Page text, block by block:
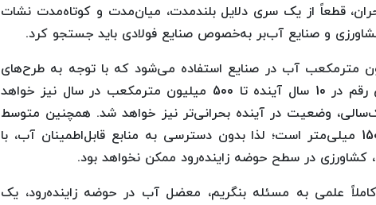
قطعاً از یک سری دلایل بلندمدت، میان‌مدت و کوتاه‌مدت نشات
و صنایع آب‌بر به‌خصوص صنایع فولادی باید جستجو کرد.
استان اصفهان در حدود 300 میلیون مترمكعب آب در صنایع استفاده می‌شود كه با توجه به طرح‌های
توسعه‌ای، پیش‌بینی‌ها بر این است که این رقم در 10 سال آینده تا 500 میلیون مترمكعب در سال نیز خواهد
وضعیت در آینده بحرانی‌تر نیز خواهد شد. همچنین متوسط
سالانه تبخیر و تعرق پتانسیل در حوضه 1500 میلی‌متر است؛ لذا بدون دسترسی به منابع قابل‌اطمینان آب، با
در سطح حوضه زاینده‌رود ممکن نخواهد بود.
علمی به مسئله بنگریم، معضل آب در حوضه زاینده‌رود، یک